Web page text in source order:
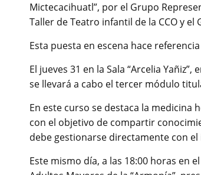
Mictecacihuatl”, por el Grupo
Taller de Teatro infantil de la CCO y el
Esta puesta en escena hace
El jueves 31 en la Sala “Arcelia
se llevará a cabo el tercer módulo
En este curso se destaca la medicina
con el objetivo de compartir
debe gestionarse directamente con
Este mismo día, a las 18:00 horas en